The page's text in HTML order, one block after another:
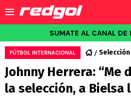
SUMATE AL CANAL DE
FÚTBOL INTERNACIONAL
Johnny Herrera: “Me
la selección, a Bielsa